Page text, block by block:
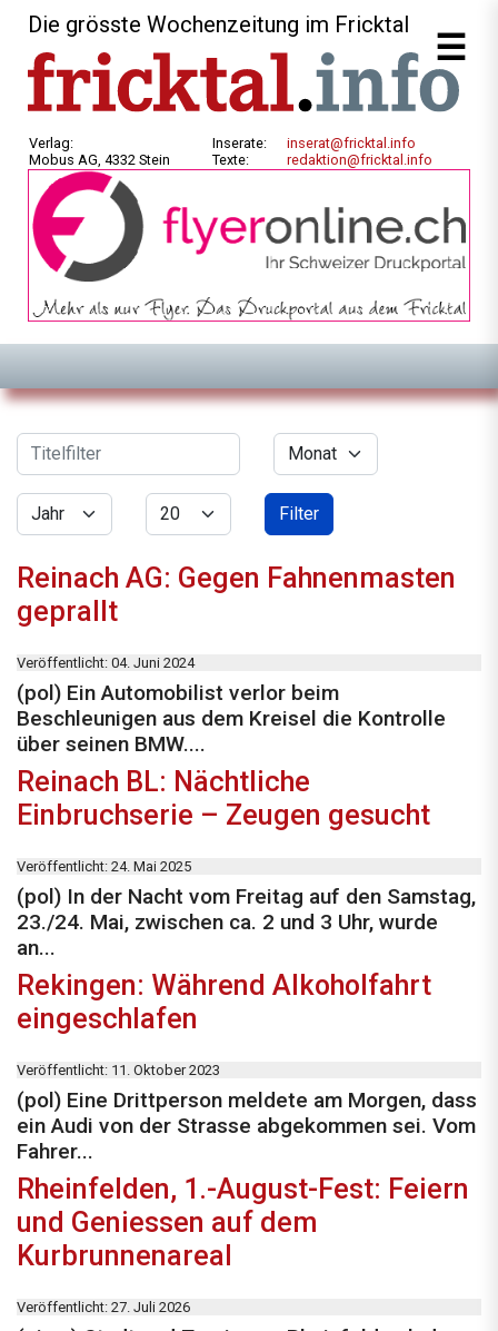
Die grösste Wochenzeitung im Fricktal
Verlag:
Mobus AG, 4332 Stein
Inserate:
Texte:
inserat@fricktal.info
redaktion@fricktal.info
Filter
Titelfilter Monat
Jahr Anzeige #
Filter
Reinach AG: Gegen Fahnenmasten
geprallt
Veröffentlicht: 04. Juni 2024
(pol) Ein Automobilist verlor beim
Beschleunigen aus dem Kreisel die Kontrolle
über seinen BMW....
Reinach BL: Nächtliche
Einbruchserie – Zeugen gesucht
Veröffentlicht: 24. Mai 2025
(pol) In der Nacht vom Freitag auf den Samstag,
23./24. Mai, zwischen ca. 2 und 3 Uhr, wurde
an...
Rekingen: Während Alkoholfahrt
eingeschlafen
Veröffentlicht: 11. Oktober 2023
(pol) Eine Drittperson meldete am Morgen, dass
ein Audi von der Strasse abgekommen sei. Vom
Fahrer...
Rheinfelden, 1.-August-Fest: Feiern
und Geniessen auf dem
Kurbrunnenareal
Veröffentlicht: 27. Juli 2026